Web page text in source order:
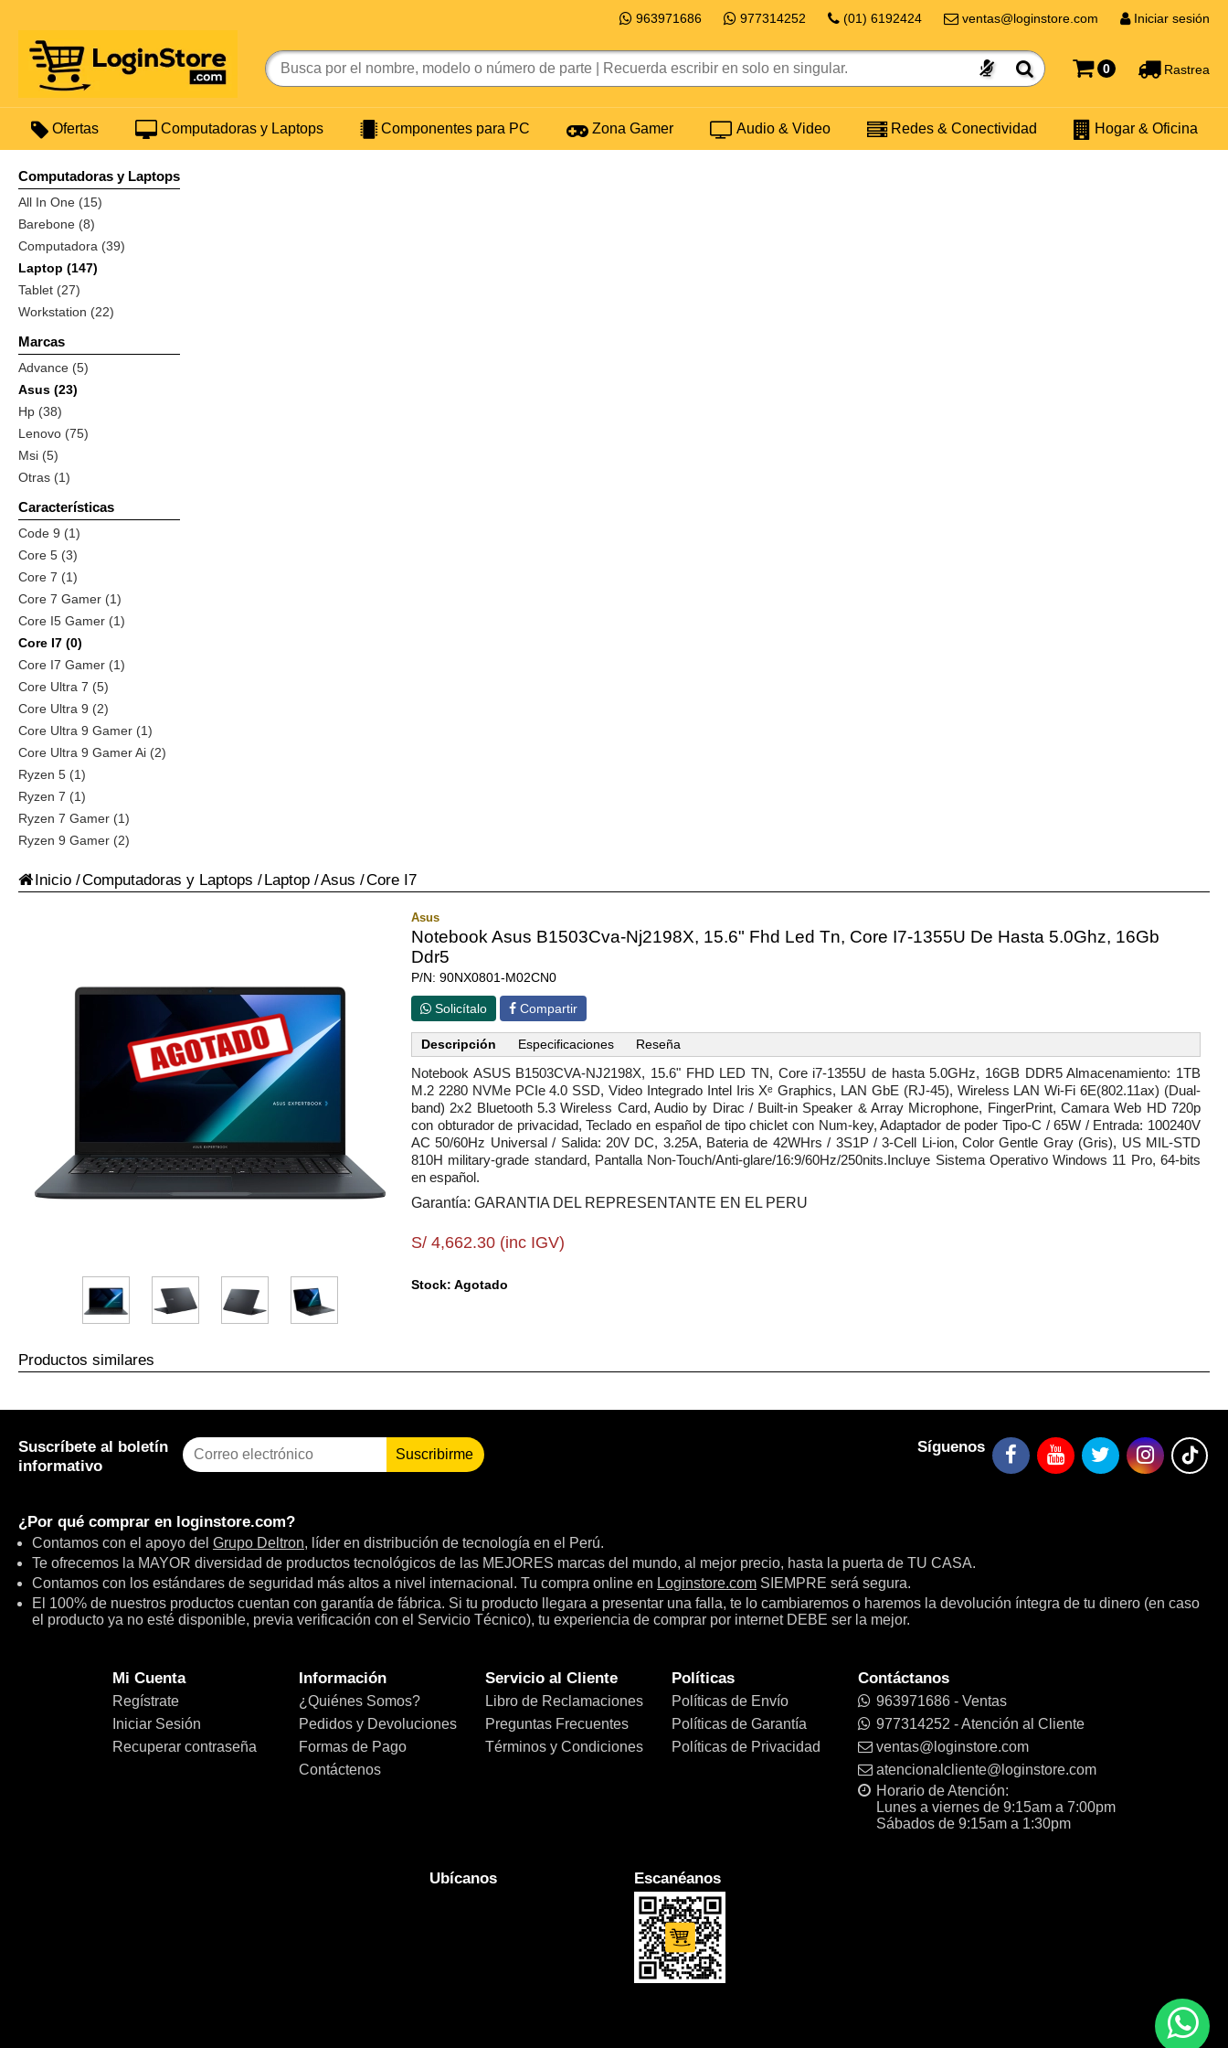
963971686 977314252 (01) 6192424 ventas@loginstore.com Iniciar sesión
0 Rastrea
Ofertas Computadoras y Laptops Componentes para PC Zona Gamer Audio & Video Redes & Conectividad Hogar & Oficina
Computadoras y Laptops
All In One (15)
Barebone (8)
Computadora (39)
Laptop (147)
Tablet (27)
Workstation (22)
Marcas
Advance (5)
Asus (23)
Hp (38)
Lenovo (75)
Msi (5)
Otras (1)
Características
Code 9 (1)
Core 5 (3)
Core 7 (1)
Core 7 Gamer (1)
Core I5 Gamer (1)
Core I7 (0)
Core I7 Gamer (1)
Core Ultra 7 (5)
Core Ultra 9 (2)
Core Ultra 9 Gamer (1)
Core Ultra 9 Gamer Ai (2)
Ryzen 5 (1)
Ryzen 7 (1)
Ryzen 7 Gamer (1)
Ryzen 9 Gamer (2)
Inicio /Computadoras y Laptops /Laptop /Asus /Core I7
Asus
Notebook Asus B1503Cva-Nj2198X, 15.6" Fhd Led Tn, Core I7-1355U De Hasta 5.0Ghz, 16Gb
Ddr5
P/N: 90NX0801-M02CN0
Solicítalo Compartir
Descripción Especificaciones Reseña
Notebook ASUS B1503CVA-NJ2198X, 15.6" FHD LED TN, Core i7-1355U de hasta 5.0GHz, 16GB DDR5 Almacenamiento: 1TB
M.2 2280 NVMe PCIe 4.0 SSD, Video Integrado Intel Iris Xᵉ Graphics, LAN GbE (RJ-45), Wireless LAN Wi-Fi 6E(802.11ax) (Dual-
band) 2x2 Bluetooth 5.3 Wireless Card, Audio by Dirac / Built-in Speaker & Array Microphone, FingerPrint, Camara Web HD 720p
con obturador de privacidad, Teclado en español de tipo chiclet con Num-key, Adaptador de poder Tipo-C / 65W / Entrada: 100240V
AC 50/60Hz Universal / Salida: 20V DC, 3.25A, Bateria de 42WHrs / 3S1P / 3-Cell Li-ion, Color Gentle Gray (Gris), US MIL-STD
810H military-grade standard, Pantalla Non-Touch/Anti-glare/16:9/60Hz/250nits.Incluye Sistema Operativo Windows 11 Pro, 64-bits
en español.
Garantía: GARANTIA DEL REPRESENTANTE EN EL PERU
S/ 4,662.30 (inc IGV)
Stock: Agotado
Productos similares
Suscríbete al boletín
informativo
Suscribirme Síguenos
¿Por qué comprar en loginstore.com?
Contamos con el apoyo del Grupo Deltron, líder en distribución de tecnología en el Perú.
Te ofrecemos la MAYOR diversidad de productos tecnológicos de las MEJORES marcas del mundo, al mejor precio, hasta la puerta de TU CASA.
Contamos con los estándares de seguridad más altos a nivel internacional. Tu compra online en Loginstore.com SIEMPRE será segura.
El 100% de nuestros productos cuentan con garantía de fábrica. Si tu producto llegara a presentar una falla, te lo cambiaremos o haremos la devolución íntegra de tu dinero (en caso
el producto ya no esté disponible, previa verificación con el Servicio Técnico), tu experiencia de comprar por internet DEBE ser la mejor.
Mi Cuenta
Regístrate
Iniciar Sesión
Recuperar contraseña
Información
¿Quiénes Somos?
Pedidos y Devoluciones
Formas de Pago
Contáctenos
Servicio al Cliente
Libro de Reclamaciones
Preguntas Frecuentes
Términos y Condiciones
Políticas
Políticas de Envío
Políticas de Garantía
Políticas de Privacidad
Contáctanos
963971686 - Ventas
977314252 - Atención al Cliente
ventas@loginstore.com
atencionalcliente@loginstore.com
Horario de Atención:
Lunes a viernes de 9:15am a 7:00pm
Sábados de 9:15am a 1:30pm
Ubícanos Escanéanos